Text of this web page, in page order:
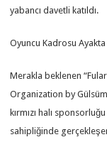
yabancı davetli katıldı.
Oyuncu Kadrosu Ayakta
Merakla beklenen
Organization by
kırmızı halı
sahipliğinde